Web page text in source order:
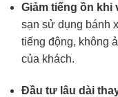
Giảm tiếng ồn khi
sạn sử dụng bánh
tiếng động, không
của khách.
Đầu tư lâu dài